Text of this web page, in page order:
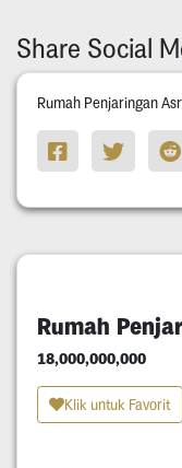
Share Social
Rumah Penjaringan
Rumah
18,000,000,000
Klik untuk Favorit